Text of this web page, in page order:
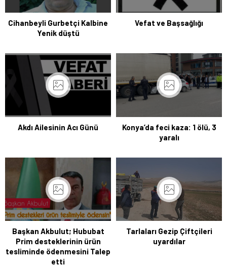
Cihanbeyli Gurbetçi Kalbine
Yenik düştü
Vefat ve Başsağlığı
Akdı Ailesinin Acı Günü
Konya’da feci kaza: 1 ölü, 3
yaralı
Başkan Akbulut; Hububat
Prim desteklerinin ürün
tesliminde ödenmesini Talep
etti
Tarlaları Gezip Çiftçileri
uyardılar